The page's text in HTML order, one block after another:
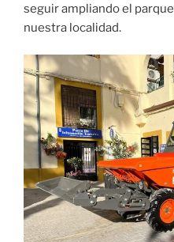
seguir ampliando el
nuestra localidad.